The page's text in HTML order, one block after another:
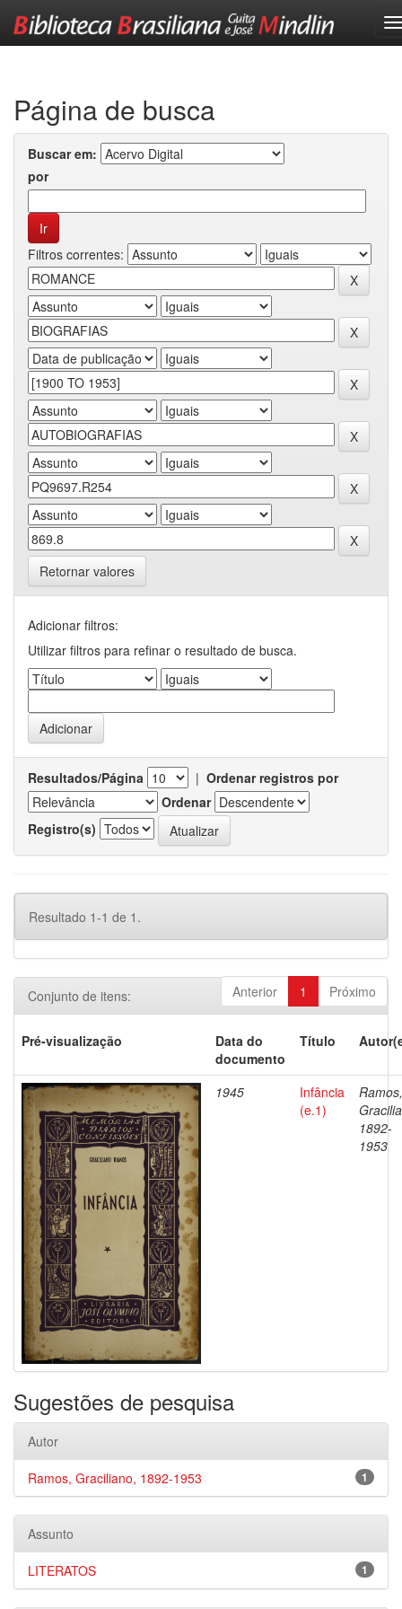
Página de busca
Buscar em:
por
Filtros correntes:
Retornar valores
Adicionar filtros:
Utilizar filtros para refinar o resultado de busca.
Resultados/Página | Ordenar registros por
Ordenar
Registro(s)
Resultado 1-1 de 1.
Anterior 1 Próximo
Conjunto de itens:
Pré-visualização
Data do
documento
Título
1945
Infância
(e.1)
Ramos,
1892-
1953
Sugestões de pesquisa
Autor
1
Ramos, Graciliano, 1892-1953
Assunto
1
LITERATOS